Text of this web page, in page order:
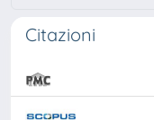
Citazioni